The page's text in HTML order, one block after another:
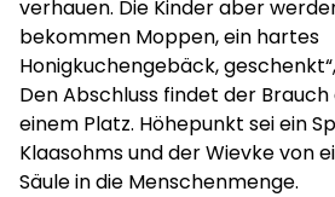
verhauen. Die Kinder aber
bekommen Moppen, ein hartes
Honigkuchengebäck,
Den Abschluss findet der
einem Platz. Höhepunkt sei ein
Klaasohms und der Wievke von
Säule in die Menschenmenge.